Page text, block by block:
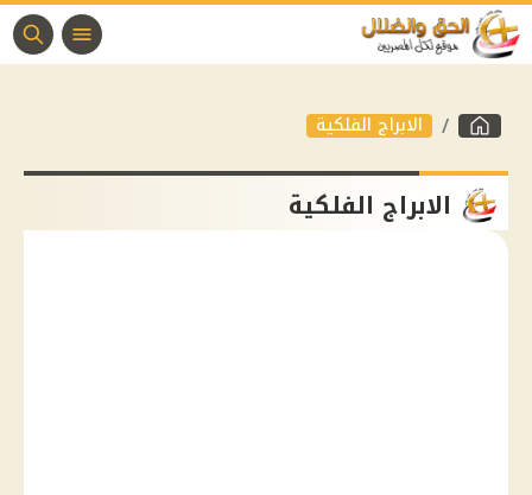
الابراج الفلكية
الابراج الفلكية